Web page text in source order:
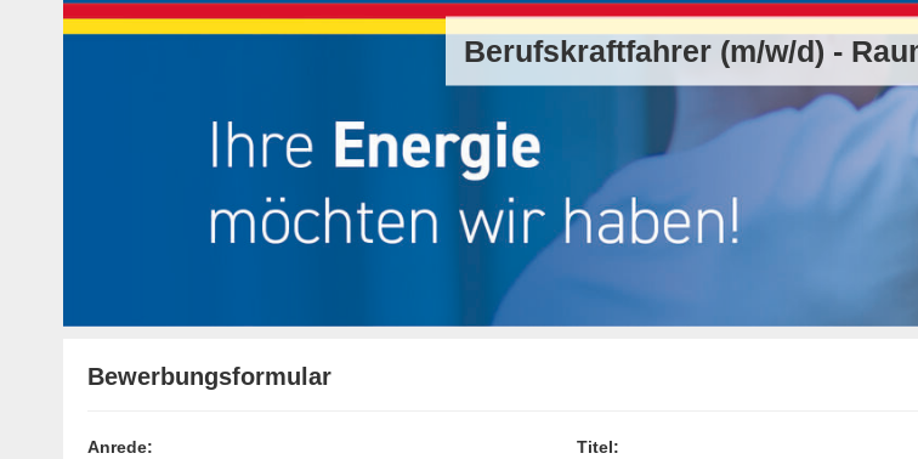
Berufskraftfahrer (m/w/d) -
Bewerbungsformular
Anrede: Titel: